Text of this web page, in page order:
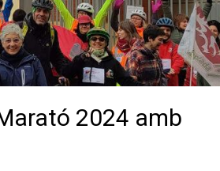
2024 amb